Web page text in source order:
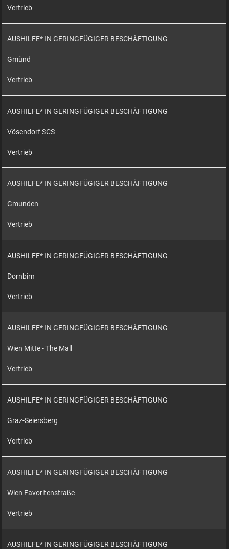
Vertrieb
AUSHILFE* IN GERINGFÜGIGER BESCHÄFTIGUNG
Gmünd
Vertrieb
AUSHILFE* IN GERINGFÜGIGER BESCHÄFTIGUNG
Vösendorf SCS
Vertrieb
AUSHILFE* IN GERINGFÜGIGER BESCHÄFTIGUNG
Gmunden
Vertrieb
AUSHILFE* IN GERINGFÜGIGER BESCHÄFTIGUNG
Dornbirn
Vertrieb
AUSHILFE* IN GERINGFÜGIGER BESCHÄFTIGUNG
Wien Mitte - The Mall
Vertrieb
AUSHILFE* IN GERINGFÜGIGER BESCHÄFTIGUNG
Graz-Seiersberg
Vertrieb
AUSHILFE* IN GERINGFÜGIGER BESCHÄFTIGUNG
Wien Favoritenstraße
Vertrieb
AUSHILFE* IN GERINGFÜGIGER BESCHÄFTIGUNG